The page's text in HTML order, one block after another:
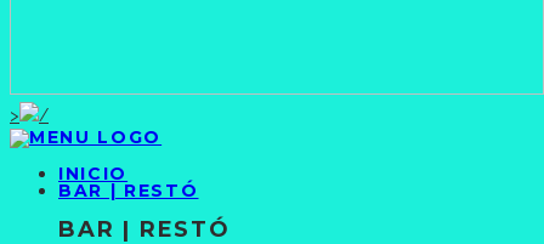
>
INICIO
BAR | RESTÓ
BAR | RESTÓ